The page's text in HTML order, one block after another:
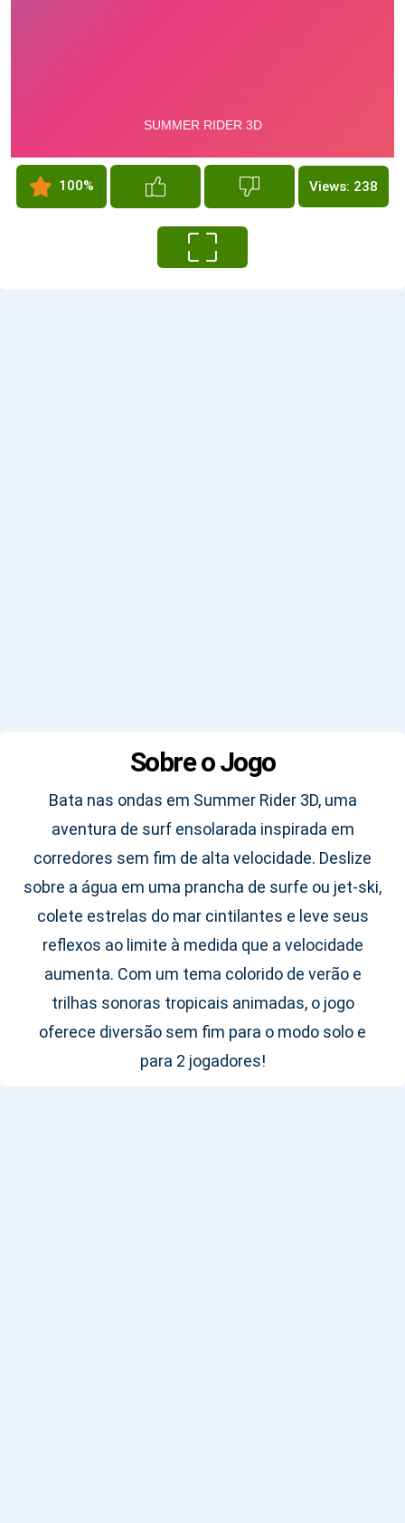
100% Views: 238
Sobre o Jogo
Bata nas ondas em Summer Rider 3D, uma
aventura de surf ensolarada inspirada em
corredores sem fim de alta velocidade. Deslize
sobre a água em uma prancha de surfe ou jet-ski,
colete estrelas do mar cintilantes e leve seus
reflexos ao limite à medida que a velocidade
aumenta. Com um tema colorido de verão e
trilhas sonoras tropicais animadas, o jogo
oferece diversão sem fim para o modo solo e
para 2 jogadores!